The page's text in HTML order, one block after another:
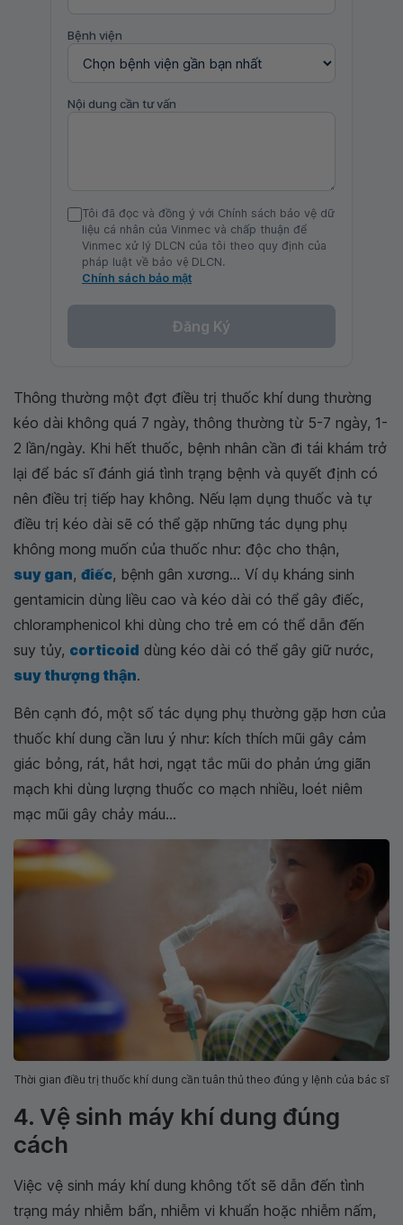
Bệnh viện
Nội dung cần tư vấn
Tôi đã đọc và đồng ý với Chính sách bảo vệ dữ
liệu cá nhân của Vinmec và chấp thuận để
Vinmec xử lý DLCN của tôi theo quy định của
pháp luật về bảo vệ DLCN.
Chính sách bảo mật
Đăng Ký
Thông thường một đợt điều trị thuốc khí dung thường
kéo dài không quá 7 ngày, thông thường từ 5-7 ngày, 1-
2 lần/ngày. Khi hết thuốc, bệnh nhân cần đi tái khám trở
lại để bác sĩ đánh giá tình trạng bệnh và quyết định có
nên điều trị tiếp hay không. Nếu lạm dụng thuốc và tự
điều trị kéo dài sẽ có thể gặp những tác dụng phụ
không mong muốn của thuốc như: độc cho thận,
suy gan, điếc, bệnh gân xương... Ví dụ kháng sinh
gentamicin dùng liều cao và kéo dài có thể gây điếc,
chloramphenicol khi dùng cho trẻ em có thể dẫn đến
suy tủy, corticoid dùng kéo dài có thể gây giữ nước,
suy thượng thận.
Bên cạnh đó, một số tác dụng phụ thường gặp hơn của
thuốc khí dung cần lưu ý như: kích thích mũi gây cảm
giác bỏng, rát, hắt hơi, ngạt tắc mũi do phản ứng giãn
mạch khi dùng lượng thuốc co mạch nhiều, loét niêm
mạc mũi gây chảy máu...
Thời gian điều trị thuốc khí dung cần tuân thủ theo đúng y lệnh của bác sĩ
4. Vệ sinh máy khí dung đúng
cách
Việc vệ sinh máy khí dung không tốt sẽ dẫn đến tình
trạng máy nhiễm bẩn, nhiễm vi khuẩn hoặc nhiễm nấm,